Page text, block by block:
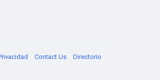
Contact Us Directorio